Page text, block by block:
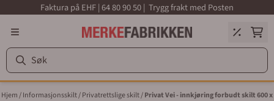
Hopp til innholdFaktura på EHF | 64 80 90 50 | Trygg frakt med Posten
Hjem/Informasjonsskilt/Privatrettslige skilt/Privat Vei - innkjøring forbudt skilt 600 x